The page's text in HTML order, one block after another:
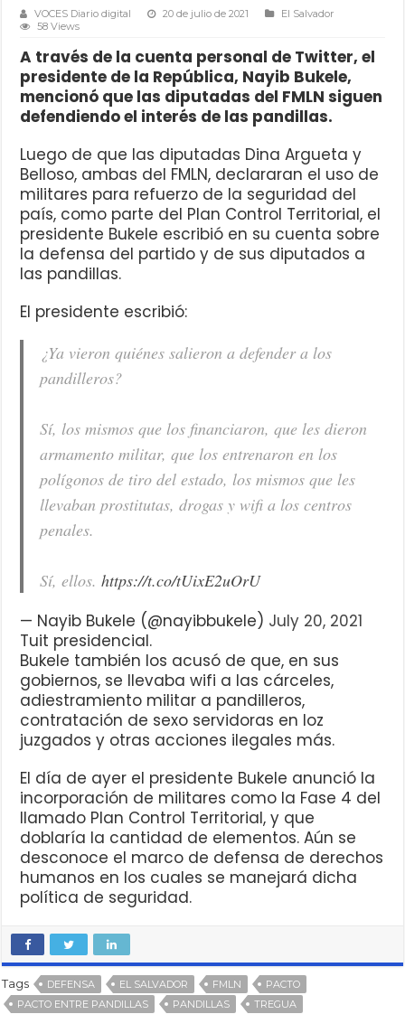
VOCES Diario digital 20 de julio de 2021
El Salvador
58 Views
A través de la cuenta personal de Twitter, el
presidente de la República, Nayib Bukele,
mencionó que las diputadas del FMLN siguen
defendiendo el interés de las pandillas.
Luego de que las diputadas Dina Argueta y
Belloso, ambas del FMLN, declararan el uso de
militares para refuerzo de la seguridad del
país, como parte del Plan Control Territorial, el
presidente Bukele escribió en su cuenta sobre
la defensa del partido y de sus diputados a
las pandillas.
El presidente escribió:
¿Ya vieron quiénes salieron a defender a los
pandilleros?
Sí, los mismos que los financiaron, que les dieron
armamento militar, que los entrenaron en los
polígonos de tiro del estado, los mismos que les
llevaban prostitutas, drogas y wifi a los centros
penales.
Sí, ellos.https://t.co/tUixE2uOrU
— Nayib Bukele (@nayibbukele) July 20, 2021
Tuit presidencial.
Bukele también los acusó de que, en sus
gobiernos, se llevaba wifi a las cárceles,
adiestramiento militar a pandilleros,
contratación de sexo servidoras en loz
juzgados y otras acciones ilegales más.
El día de ayer el presidente Bukele anunció la
incorporación de militares como la Fase 4 del
llamado Plan Control Territorial, y que
doblaría la cantidad de elementos. Aún se
desconoce el marco de defensa de derechos
humanos en los cuales se manejará dicha
política de seguridad.
Tags DEFENSA EL SALVADOR FMLN
PACTO
PACTO ENTRE PANDILLAS
PANDILLAS TREGUA